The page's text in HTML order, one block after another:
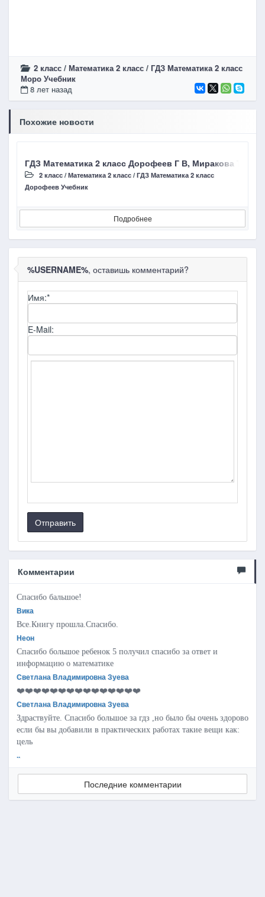
2 класс / Математика 2 класс / ГДЗ Математика 2 класс
Моро Учебник
8 лет назад
Похожие новости
ГДЗ Математика 2 класс Дорофеев Г В, Миракова Т Н
2 класс / Математика 2 класс / ГДЗ Математика 2 класс
Дорофеев Учебник
Подробнее
%USERNAME%, оставишь комментарий?
Имя:*
E-Mail:
Отправить
Комментарии
Спасибо бальшое!
Вика
Все.Книгу прошла.Спасибо.
Неон
Спасибо большое ребенок 5 получил спасибо за ответ и
информацию о математике
Светлана Владимировна Зуева
❤️❤️❤️❤️❤️❤️❤️❤️❤️❤️❤️❤️❤️❤️❤️
Светлана Владимировна Зуева
Здраствуйте. Спасибо большое за гдз ,но было бы очень здорово
если бы вы добавили в практических работах такие вещи как:
цель
..
Последние комментарии